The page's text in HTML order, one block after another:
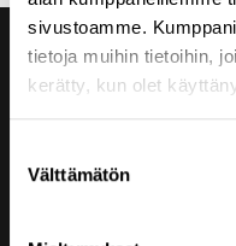
sivustoamme.
tietoja muihin tietoihin,
kerätty, kun olet
valinta
Välttämätön
Yhteystiedot